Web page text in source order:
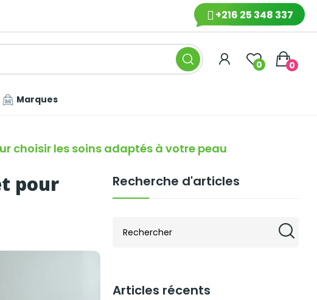
+216 25 348 337
0 0
Marques
choisir les soins adaptés à votre peau
pour Recherche d'articles
Articles récents